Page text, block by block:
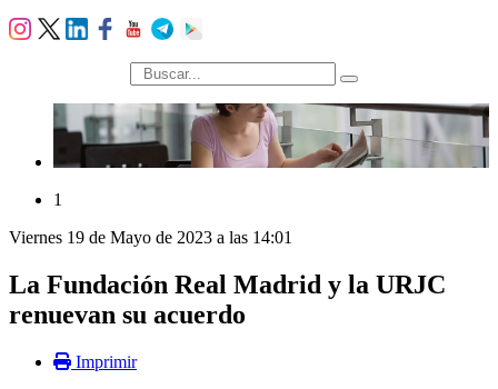
búsqueda
1
Viernes 19 de Mayo de 2023 a las 14:01
La Fundación Real Madrid y la URJC
renuevan su acuerdo
Imprimir